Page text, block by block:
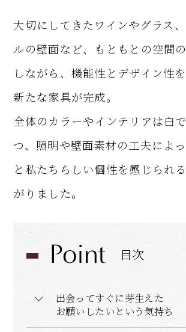
大切にしてきたワインやグラス
ルの壁面など、もともとの空間
しながら、機能性とデザイン性
新たな家具が完成。
全体のカラーやインテリアは白
つ、照明や壁面素材の工夫によ
と私たちらしい個性を感じられ
がりました。
Point 目次
出会ってすぐに芽生えた
お願いしたいという気持ち